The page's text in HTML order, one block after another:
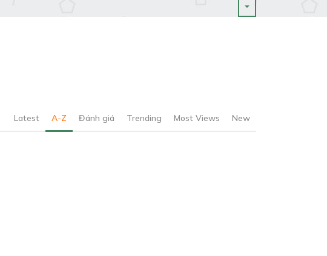
Latest A-Z Đánh giá Trending Most Views New